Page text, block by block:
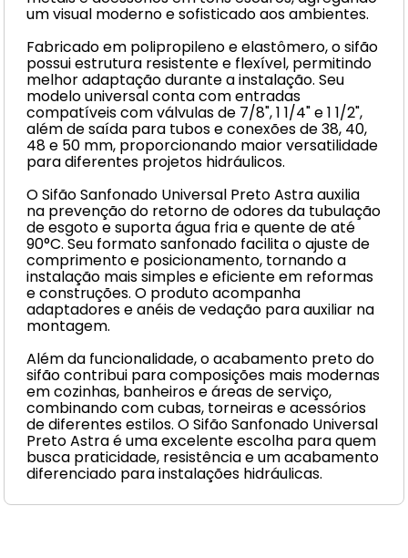
um visual moderno e sofisticado aos ambientes.
Fabricado em polipropileno e elastômero, o sifão
possui estrutura resistente e flexível, permitindo
melhor adaptação durante a instalação. Seu
modelo universal conta com entradas
compatíveis com válvulas de 7/8", 1 1/4" e 1 1/2",
além de saída para tubos e conexões de 38, 40,
48 e 50 mm, proporcionando maior versatilidade
para diferentes projetos hidráulicos.
O Sifão Sanfonado Universal Preto Astra auxilia
na prevenção do retorno de odores da tubulação
de esgoto e suporta água fria e quente de até
90°C. Seu formato sanfonado facilita o ajuste de
comprimento e posicionamento, tornando a
instalação mais simples e eficiente em reformas
e construções. O produto acompanha
adaptadores e anéis de vedação para auxiliar na
montagem.
Além da funcionalidade, o acabamento preto do
sifão contribui para composições mais modernas
em cozinhas, banheiros e áreas de serviço,
combinando com cubas, torneiras e acessórios
de diferentes estilos. O Sifão Sanfonado Universal
Preto Astra é uma excelente escolha para quem
busca praticidade, resistência e um acabamento
diferenciado para instalações hidráulicas.